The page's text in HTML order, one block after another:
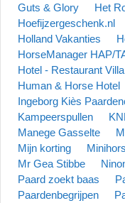
Guts & Glory
Het
Hoefijzergeschenk.nl
Holland Vakanties
HorseManager HAP/
Hotel - Restaurant
Human & Horse Hotel
Ingeborg Kiès
Kampeerspullen
Manege Gasselte
Mijn korting
Mr Gea Stibbe
Paard zoekt baas
Paardenbegrijpen